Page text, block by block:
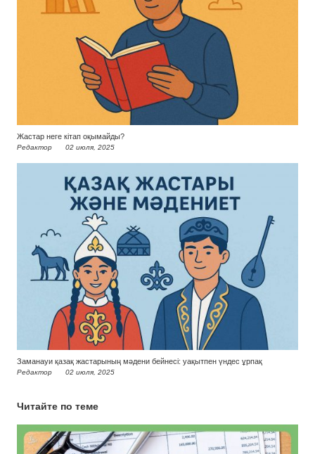
Жастар неге кітап оқымайды?
Редактор 02 июля, 2025
Заманауи қазақ жастарының мәдени бейнесі: уақытпен үндес ұрпақ
Редактор 02 июля, 2025
Читайте по теме